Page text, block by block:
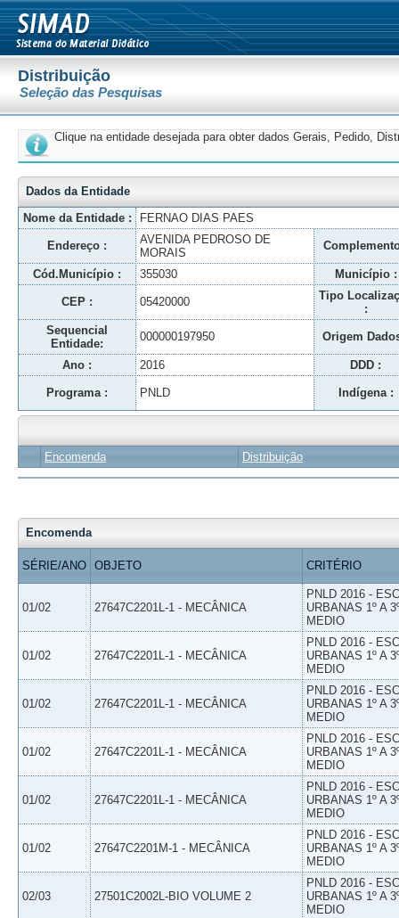
Distribuição
Seleção das Pesquisas
Clique na entidade desejada para obter dados Gerais, Pedido,
Dados da Entidade
Nome da Entidade :
FERNAO DIAS PAES
Endereço :
AVENIDA PEDROSO DE
MORAIS
Cód.Município : 355030 Município :
CEP : 05420000
Tipo
:
Sequencial
Entidade:
000000197950 Origem
Ano : 2016 DDD :
Programa : PNLD Indígena :
Encomenda Distribuição
Encomenda
SÉRIE/ANO OBJETO CRITÉRIO
01/02 27647C2201L-1 - MECÂNICA
PNLD 2016 -
URBANAS 1º A
MEDIO
01/02 27647C2201L-1 - MECÂNICA
PNLD 2016 -
URBANAS 1º A
MEDIO
01/02 27647C2201L-1 - MECÂNICA
PNLD 2016 -
URBANAS 1º A
MEDIO
01/02 27647C2201L-1 - MECÂNICA
PNLD 2016 -
URBANAS 1º A
MEDIO
01/02 27647C2201L-1 - MECÂNICA
PNLD 2016 -
URBANAS 1º A
MEDIO
01/02 27647C2201M-1 - MECÂNICA
PNLD 2016 -
URBANAS 1º A
MEDIO
02/03 27501C2002L-BIO VOLUME 2
PNLD 2016 -
URBANAS 1º A
MEDIO